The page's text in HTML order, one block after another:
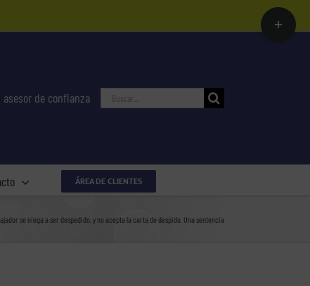
asesor de confianza Buscar:
ÁREA DE CLIENTES
se niega a ser despedido, y no acepta la carta de despido. Una sentencia
Toggle
Sliding